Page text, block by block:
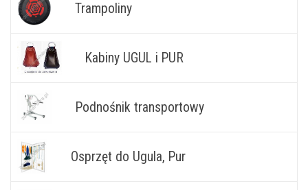
Trampoliny
Kabiny UGUL i PUR
Podnośnik transportowy
Osprzęt do Ugula, Pur